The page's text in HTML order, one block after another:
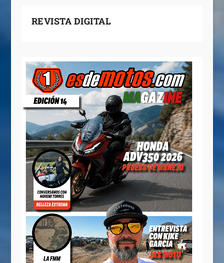
REVISTA DIGITAL